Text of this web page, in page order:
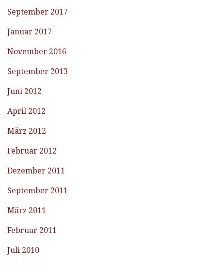
September 2017
Januar 2017
November 2016
September 2013
Juni 2012
April 2012
März 2012
Februar 2012
Dezember 2011
September 2011
März 2011
Februar 2011
Juli 2010